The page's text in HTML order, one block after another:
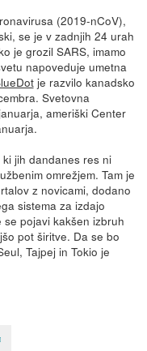
(2019-nCoV),
se je v zadnjih 24 urah
je grozil SARS, imamo
napoveduje umetna
je razvilo kanadsko
Svetovna
ameriški Center
jih dandanes res ni
omrežjem. Tam je
z novicami, dodano
sistema za izdajo
pojavi kakšen izbruh
pot širitve. Da se bo
Tajpej in Tokio je